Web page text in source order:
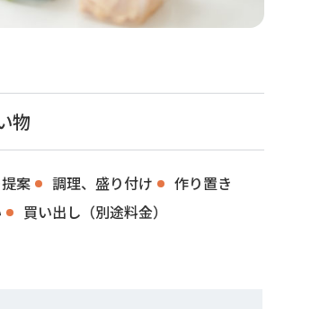
物
案 調理、盛り付け
作り置き
買い出し（別途料金）